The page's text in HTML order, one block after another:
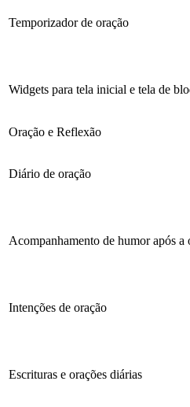
Temporizador de oração
Widgets para tela inicial e tela de
Oração e Reflexão
Diário de oração
Acompanhamento de humor após a
Intenções de oração
Escrituras e orações diárias